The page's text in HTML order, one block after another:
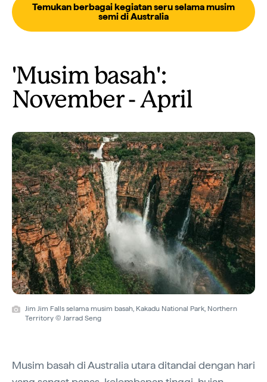
Temukan berbagai kegiatan seru selama musim
semi di Australia
'Musim basah':
November - April
Jim Jim Falls selama musim basah, Kakadu National Park, Northern
Territory © Jarrad Seng
Musim basah di Australia utara ditandai dengan hari